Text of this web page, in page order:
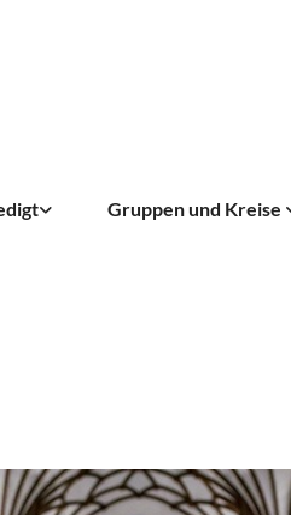
Gruppen und Kreise